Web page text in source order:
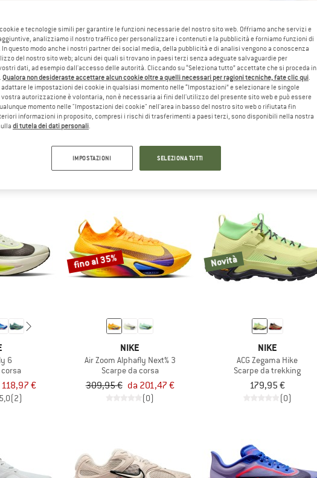
6
corsa
€
5,0(2)
fino al 35%
NIKE
Air Zoom Alphafly Next% 3
Scarpe da corsa
309,95 € da 201,47 €
(0)
Novità
NIKE
ACG Zegama Hike
Scarpe da trekking
179,95 €
(0)
e tecnologie simili per garantire le funzioni necessarie del nostro sito web. Offriamo anche servizi e
analizziamo il nostro traffico per personalizzare i contenuti e la pubblicità e forniamo funzioni di
questo modo anche i nostri partner dei social media, della pubblicità e di analisi vengono a conoscenza
del nostro sito web; alcuni dei quali si trovano in paesi terzi senza adeguate salvaguardie per
dati, ad esempio dall'accesso delle autorità. Cliccando su “Seleziona tutto” accettate che si proceda in
Qualora non desideraste accettare alcun cookie oltre a quelli necessari per ragioni tecniche, fate clic qui.
adattare le impostazioni dei cookie in qualsiasi momento nelle “Impostazioni” e selezionare le singole
autorizzazione è volontaria, non è necessaria ai fini dell'utilizzo del presente sito web e può essere
momento nelle "Impostazioni dei cookie" nell'area in basso del nostro sito web o rifiutata fin
informazioni in proposito, compresi i rischi di trasferimenti a paesi terzi, sono disponibili nella nostra
di tutela dei dati personali.
IMPOSTAZIONI SELEZIONA TUTTI